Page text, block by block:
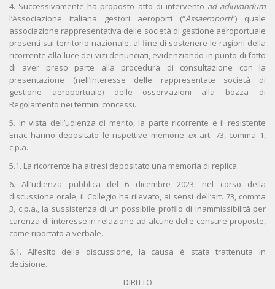
4. Successivamente ha proposto atto di intervento ad adiuvandum
l’Associazione italiana gestori aeroporti (“Assaeroporti”) quale
associazione rappresentativa delle società di gestione aeroportuale
presenti sul territorio nazionale, al fine di sostenere le ragioni della
ricorrente alla luce dei vizi denunciati, evidenziando in punto di fatto
di aver preso parte alla procedura di consultazione con la
presentazione (nell’interesse delle rappresentate società di
gestione aeroportuale) delle osservazioni alla bozza di
Regolamento nei termini concessi.
5. In vista dell’udienza di merito, la parte ricorrente e il resistente
Enac hanno depositato le rispettive memorie exart. 73, comma 1,
c.p.a.
5.1. La ricorrente ha altresì depositato una memoria di replica.
6. All’udienza pubblica del 6 dicembre 2023, nel corso della
discussione orale, il Collegio ha rilevato, ai sensi dell’art. 73, comma
3, c.p.a., la sussistenza di un possibile profilo di inammissibilità per
carenza di interesse in relazione ad alcune delle censure proposte,
come riportato a verbale.
6.1. All’esito della discussione, la causa è stata trattenuta in
decisione.
DIRITTO